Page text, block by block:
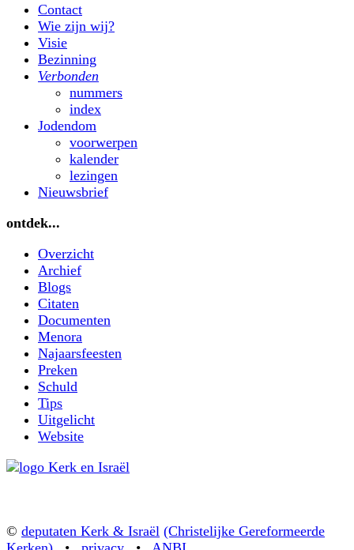
Contact
Wie zijn wij?
Visie
Bezinning
Verbonden
nummers
index
Jodendom
voorwerpen
kalender
lezingen
Nieuwsbrief
ontdek...
Overzicht
Archief
Blogs
Citaten
Documenten
Menora
Najaarsfeesten
Preken
Schuld
Tips
Uitgelicht
Website
© deputaten Kerk & Israël (Christelijke Gereformeerde